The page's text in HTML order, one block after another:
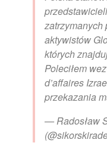
zatrzymanych
aktywistów
których
Poleciłem
d’affaires
przekazania
— Radosław